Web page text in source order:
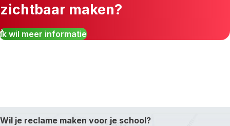
zichtbaar maken?
Ik wil meer informatie
Wil je reclame maken voor je school?